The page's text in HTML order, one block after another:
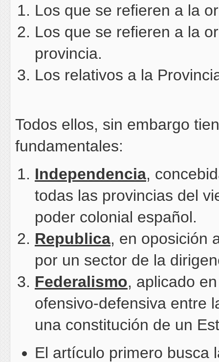
Los que se refieren a la
Los que se refieren a la
provincia.
Los relativos a la
Todos ellos, sin embargo
fundamentales:
Independencia,
todas las provincias del
poder colonial español.
Republica, en oposición
por un sector de la
Federalismo, aplicado
ofensivo-defensiva entre
una constitución de un
El artículo primero busca